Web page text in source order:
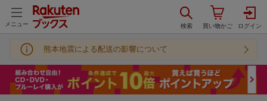
メニュー
熊本地震による配送の影響について